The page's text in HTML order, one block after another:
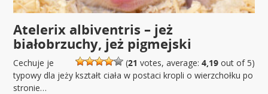
Atelerix albiventris – jeż
białobrzuchy, jeż pigmejski
(21 votes, average: 4,19out of 5)
Cechuje je
typowy dla jeży kształt ciała w postaci kropli o wierzchołku po
stronie…